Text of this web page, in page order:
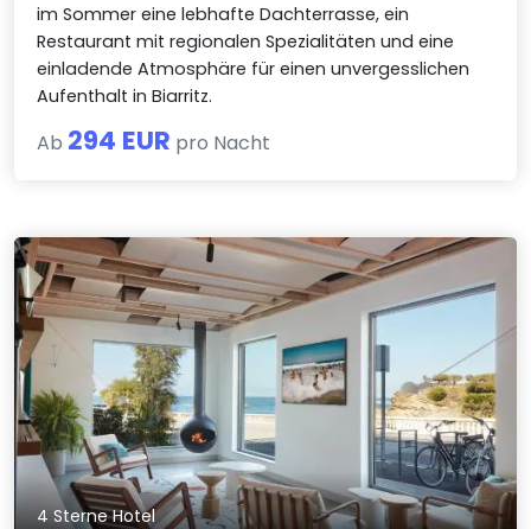
im Sommer eine lebhafte Dachterrasse, ein
Restaurant mit regionalen Spezialitäten und eine
einladende Atmosphäre für einen unvergesslichen
Aufenthalt in Biarritz.
Ab 294 EUR pro Nacht
4 Sterne Hotel